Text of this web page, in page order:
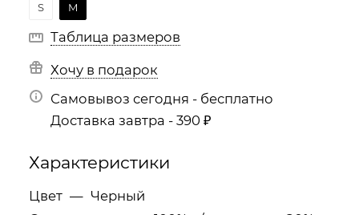
S M
Таблица размеров
Хочу в подарок
Самовывоз сегодня - бесплатно
Доставка завтра - 390 ₽
Характеристики
Цвет — Черный